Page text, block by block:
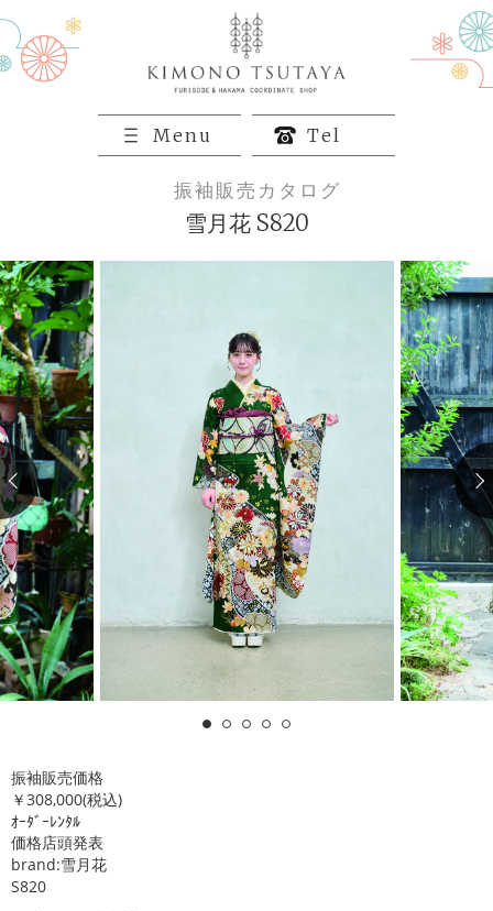
Menu Tel
振袖販売カタログ
雪月花 S820
振袖販売価格
￥308,000(税込)
ｵｰﾀﾞｰﾚﾝﾀﾙ
価格店頭発表
brand:雪月花
S820